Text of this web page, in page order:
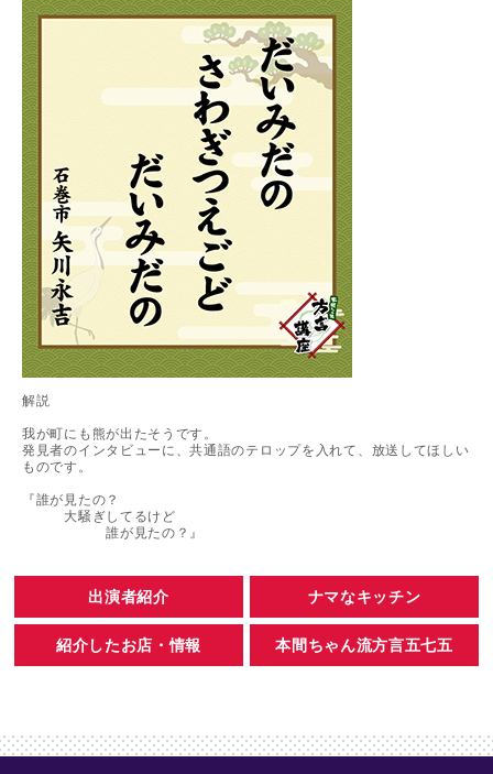
解説
我が町にも熊が出たそうです。
発見者のインタビューに、共通語のテロップを入れて、放送してほしい
ものです。
『誰が見たの？
大騒ぎしてるけど
誰が見たの？』
出演者紹介 ナマなキッチン
紹介したお店・情報 本間ちゃん流方言五七五